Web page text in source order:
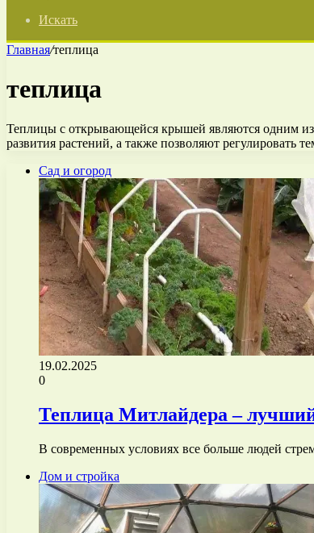
Искать
Главная/теплица
теплица
Теплицы с открывающейся крышей являются одним
развития растений, а также позволяют регулировать
Сад и огород
19.02.2025
0
Теплица Митлайдера –
В современных условиях все больше людей
Дом и стройка